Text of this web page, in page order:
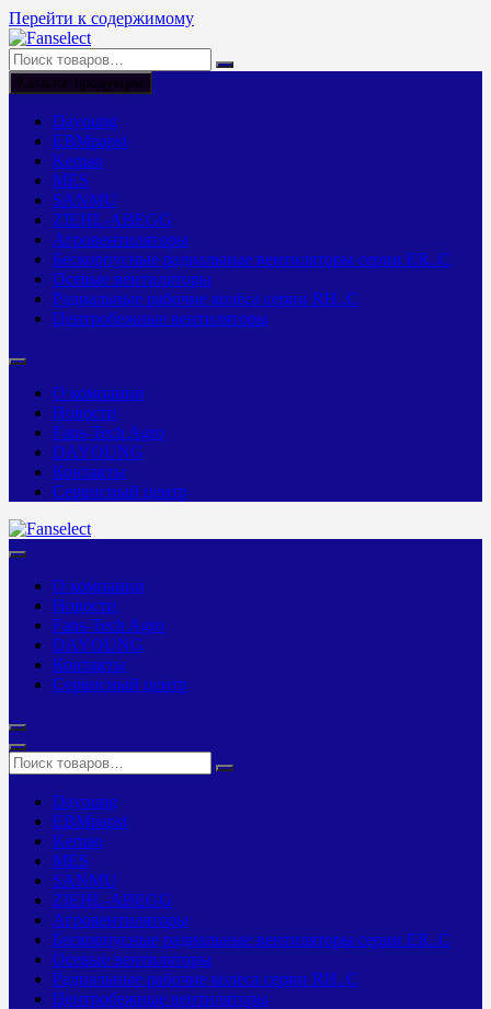
Перейти к содержимому
Каталог продукции
Dayoung
EBMpapst
Kemao
MES
SANMU
ZIEHL-ABEGG
Агровентиляторы
Бескорпусные радиальные вентиляторы серии ER..C
Осевые вентиляторы
Радиальные рабочие колёса серии RH..C
Центробежные вентиляторы
О компании
Новости
Fans-Tech Agro
DAYOUNG
Контакты
Сервисный центр
О компании
Новости
Fans-Tech Agro
DAYOUNG
Контакты
Сервисный центр
Dayoung
EBMpapst
Kemao
MES
SANMU
ZIEHL-ABEGG
Агровентиляторы
Бескорпусные радиальные вентиляторы серии ER..C
Осевые вентиляторы
Радиальные рабочие колёса серии RH..C
Центробежные вентиляторы